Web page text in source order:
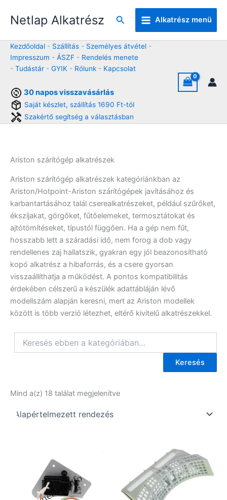
Netlap Alkatrész Keresés Alkatrész menü
Kezdőoldal - Szállítás - Személyes átvétel -
Impresszum - ÁSZF - Rendelés menete
- Tudástár - GYIK - Rólunk - Kapcsolat
30 napos visszavásárlás
Saját készlet, szállítás 1690 Ft-tól
Szakértő segítség a választásban
Ariston szárítógép alkatrészek
Ariston szárítógép alkatrészek kategóriánkban az
Ariston/Hotpoint-Ariston szárítógépek javításához és
karbantartásához talál cserealkatrészeket, például szűrőket,
ékszíjakat, görgőket, fűtőelemeket, termosztátokat és
ajtótömítéseket, típustól függően. Ha a gép nem fűt,
hosszabb lett a száradási idő, nem forog a dob vagy
rendellenes zaj hallatszik, gyakran egy jól beazonosítható
kopó alkatrész a hibaforrás, és a csere gyorsan
visszaállíthatja a működést. A pontos kompatibilitás
érdekében célszerű a készülék adattábláján lévő
modellszám alapján keresni, mert az Ariston modellek
között is több verzió létezhet, eltérő kivitelű alkatrészekkel.
Keresés
Mind a(z) 18 találat megjelenítve